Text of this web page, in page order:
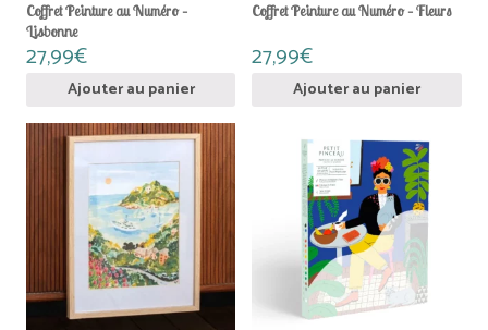
Coffret Peinture au Numéro –
Lisbonne
27,99€
Ajouter au panier
Coffret Peinture au Numéro – Fleurs
27,99€
Ajouter au panier